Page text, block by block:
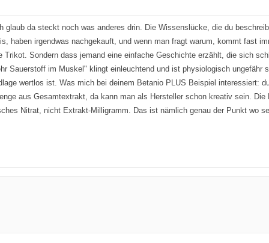
da steckt noch was anderes drin. Die Wissenslücke, die du
haben irgendwas nachgekauft, und wenn man fragt warum, kommt fast
Sondern dass jemand eine einfache Geschichte erzählt, die sich
Sauerstoff im Muskel" klingt einleuchtend und ist physiologisch
wertlos ist. Was mich bei deinem Betanio PLUS Beispiel interessiert:
aus Gesamtextrakt, da kann man als Hersteller schon kreativ sein.
Nitrat, nicht Extrakt-Milligramm. Das ist nämlich genau der Punkt wo